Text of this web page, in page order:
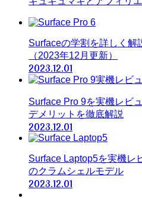
Surfaceの学割を詳しく解
（2023年12月更新）
2023.12.01
Surface Pro 9を実機レビ
デメリットを徹底解説
2023.12.01
Surface Laptop5を実機レ
のクラムシェルモデル
2023.12.01